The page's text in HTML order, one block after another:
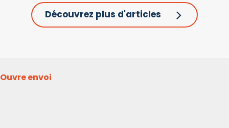
Découvrez plus d'articles
Ouvre envoi